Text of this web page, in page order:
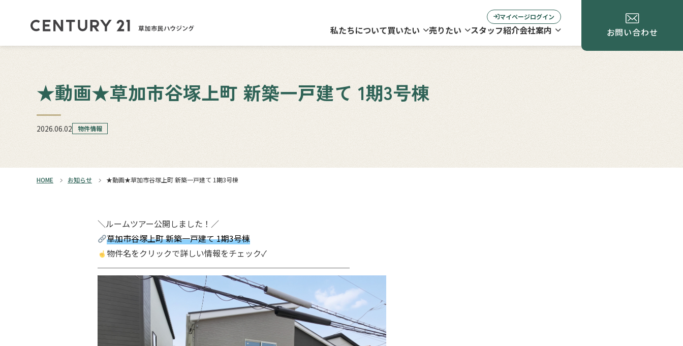
マイページログイン
私たちについて買いたい 売りたい スタッフ紹介会社案内 お問い合わせ
★動画★草加市谷塚上町 新築一戸建て 1期3号棟
2026.06.02 物件情報
HOME お知らせ ★動画★草加市谷塚上町 新築一戸建て 1期3号棟
＼ルームツアー公開しました！／
草加市谷塚上町 新築一戸建て 1期3号棟
物件名をクリックで詳しい情報をチェック✓
───────────────────────────────